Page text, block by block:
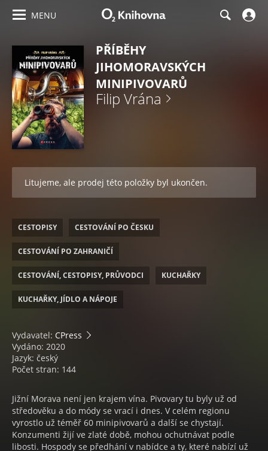
MENU
PŘÍBĚHY
JIHOMORAVSKÝCH
MINIPIVOVARŮ
Filip Vrána
Litujeme, ale prodej této položky byl ukončen.
CESTOPISY CESTOVÁNÍ PO ČESKU
CESTOVÁNÍ PO ZAHRANIČÍ
CESTOVÁNÍ, CESTOPISY, PRŮVODCI KUCHAŘKY
KUCHAŘKY, JÍDLO A NÁPOJE
Vydavatel: CPress
Vydáno: 2020
Jazyk: český
Počet stran: 144
Jižní Morava není jen krajem vína. Pivovary tu byly už od
středověku a do módy se vrací i dnes. V celém regionu
vyrostlo už téměř 60 minipivovarů a další se chystají.
Konzumenti žijí ve zlaté době, mohou ochutnávat podle
libosti. Hospody se předhání v nabídce a ty, které nabízí už